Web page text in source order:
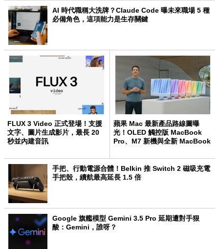
AI 時代職稱大洗牌？Claude Code 曝未來職場 5 種
必備角色，這項能力是生存關鍵
FLUX 3 Video 正式登場！支援
文字、圖片生成影片，最長 20
秒並內建音訊
蘋果 Mac 最新產品路線圖曝
光！OLED 觸控版 MacBook
Pro、M7 新機與全新 MacBook
手把、行動電源合體！Belkin 推 Switch 2 磁吸充電
手把殼，續航最高延長 1.5 倍
Google 旗艦模型 Gemini 3.5 Pro 延期遭對手狠
酸：Gemini，誰呀？